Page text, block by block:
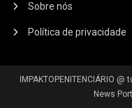
Sobre nós
Política de privacidade
IMPAKTOPENITENCIÁRIO
News